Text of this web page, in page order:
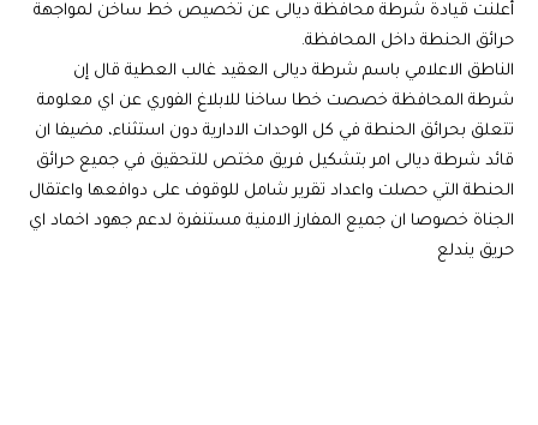
أعلنت قيادة شرطة محافظة ديالى عن تخصيص خط ساخن لمواجهة
حرائق الحنطة داخل المحافظة.
الناطق الاعلامي باسم شرطة ديالى العقيد غالب العطية قال إن
شرطة المحافظة خصصت خطا ساخنا للابلاغ الفوري عن اي معلومة
تتعلق بحرائق الحنطة في كل الوحدات الادارية دون استثناء، مضيفا ان
قائد شرطة ديالى امر بتشكيل فريق مختص للتحقيق في جميع حرائق
الحنطة التي حصلت واعداد تقرير شامل للوقوف على دوافعها واعتقال
الجناة خصوصا ان جميع المفارز الامنية مستنفرة لدعم جهود اخماد اي
حريق يندلع